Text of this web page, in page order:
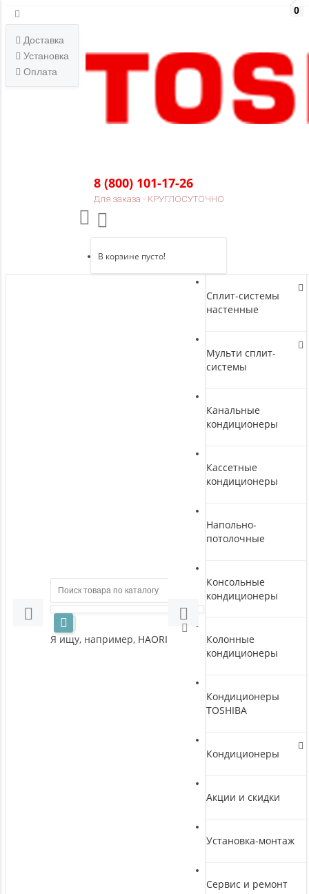
Доставка
Установка
Оплата
8 (800) 101-17-26
Для заказа - КРУГЛОСУТОЧНО
0
В корзине пусто!
Я ищу, например, HAORI
Сплит-системы
настенные
Мульти сплит-
системы
Канальные
кондиционеры
Кассетные
кондиционеры
Напольно-
потолочные
Консольные
кондиционеры
Колонные
кондиционеры
Кондиционеры
TOSHIBA
Кондиционеры
Акции и скидки
Установка-монтаж
Сервис и ремонт